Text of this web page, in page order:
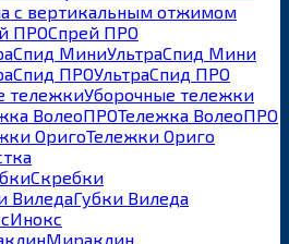
с вертикальным отжимом
Спрей ПРО
УльтраСпид Мини
УльтраСпид ПРО
Уборочные тележки
Тележка ВолеоПРО
Тележки Ориго
Скребки
Губки Виледа
Инокс
Мираклин